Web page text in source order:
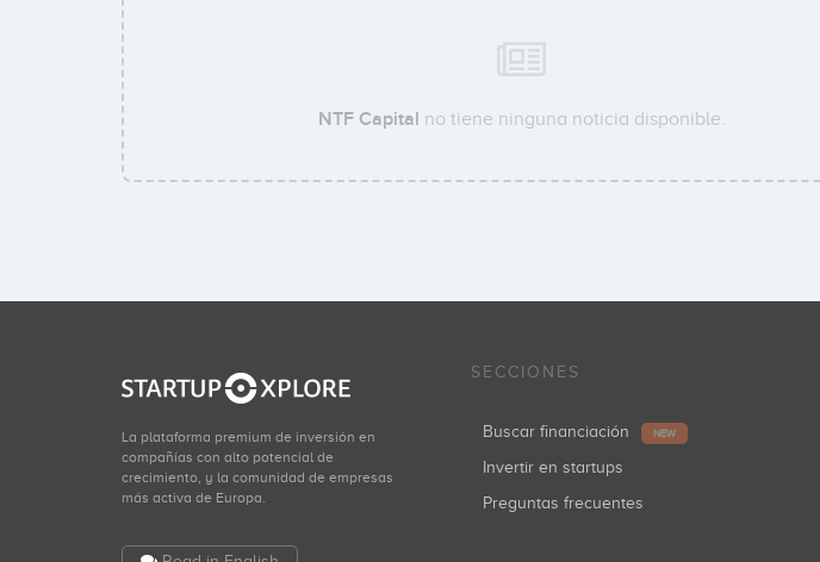
NTF Capital no tiene ninguna noticia disponible.
La plataforma premium de inversión en
compañías con alto potencial de
crecimiento, y la comunidad de empresas
más activa de Europa.
SECCIONES
Buscar financiación NEW
Invertir en startups
Preguntas frecuentes